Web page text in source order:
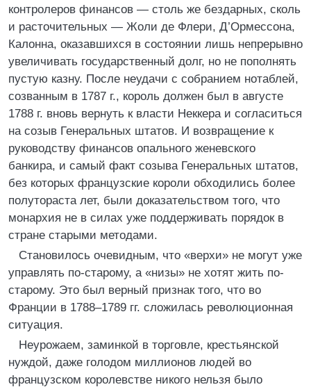
контролеров финансов — столь же бездарных, сколь
и расточительных — Жоли де Флери, Д’Ормессона,
Калонна, оказавшихся в состоянии лишь непрерывно
увеличивать государственный долг, но не пополнять
пустую казну. После неудачи с собранием нотаблей,
созванным в 1787 г., король должен был в августе
1788 г. вновь вернуть к власти Неккера и согласиться
на созыв Генеральных штатов. И возвращение к
руководству финансов опального женевского
банкира, и самый факт созыва Генеральных штатов,
без которых французские короли обходились более
полутораста лет, были доказательством того, что
монархия не в силах уже поддерживать порядок в
стране старыми методами.
Становилось очевидным, что «верхи» не могут уже
управлять по-старому, а «низы» не хотят жить по-
старому. Это был верный признак того, что во
Франции в 1788–1789 гг. сложилась революционная
ситуация.
Неурожаем, заминкой в торговле, крестьянской
нуждой, даже голодом миллионов людей во
французском королевстве никого нельзя было